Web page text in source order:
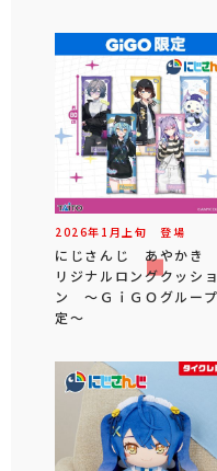
2026年 1 月 上旬 登場
にじさんじ あやかき
リジナルロングクッショ
ン ～ＧｉＧＯグルー
定～